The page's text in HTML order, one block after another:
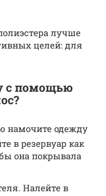
лучше
целей: для
с помощью
намочите одежду
в резервуар как
она покрывала
Налейте в